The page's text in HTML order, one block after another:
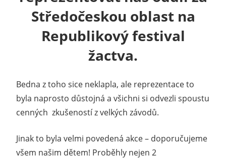
Středočeskou oblast na
Republikový festival
žactva.
Bedna z toho sice neklapla, ale reprezentace to
byla naprosto důstojná a všichni si odvezli spoustu
cenných zkušeností z velkých závodů.
Jinak to byla velmi povedená akce – doporučujeme
všem našim dětem! Proběhly nejen 2